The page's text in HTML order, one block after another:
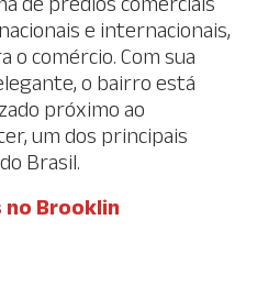
e internacionais,
o comércio. Com sua
o bairro está
próximo ao
um dos principais
Brasil.
no Brooklin